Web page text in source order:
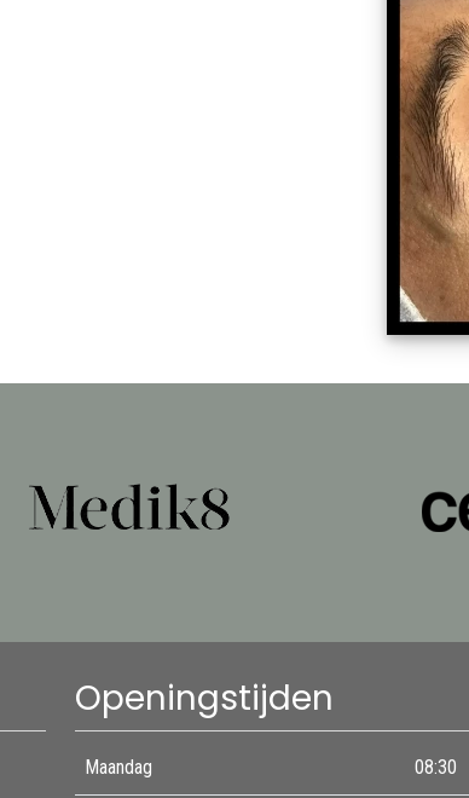
Openingstijden
Maandag 08:30